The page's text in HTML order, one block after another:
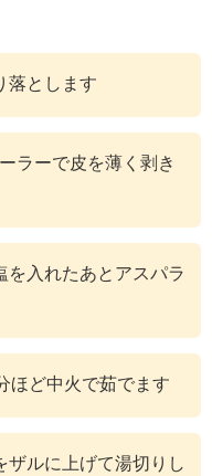
落とします
ラーで皮を薄く剥き
を入れたあとアスパラ
ほど中火で茹でます
ザルに上げて湯切りし